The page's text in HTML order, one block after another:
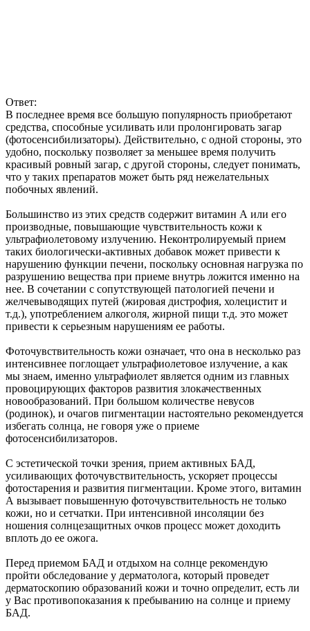
Ответ:
В последнее время все большую популярность приобретают
средства, способные усиливать или пролонгировать загар
(фотосенсибилизаторы). Действительно, с одной стороны, это
удобно, поскольку позволяет за меньшее время получить
красивый ровный загар, с другой стороны, следует понимать,
что у таких препаратов может быть ряд нежелательных
побочных явлений.
Большинство из этих средств содержит витамин А или его
производные, повышающие чувствительность кожи к
ультрафиолетовому излучению. Неконтролируемый прием
таких биологически-активных добавок может привести к
нарушению функции печени, поскольку основная нагрузка по
разрушению вещества при приеме внутрь ложится именно на
нее. В сочетании с сопутствующей патологией печени и
желчевыводящих путей (жировая дистрофия, холецистит и
т.д.), употреблением алкоголя, жирной пищи т.д. это может
привести к серьезным нарушениям ее работы.
Фоточувствительность кожи означает, что она в несколько раз
интенсивнее поглощает ультрафиолетовое излучение, а как
мы знаем, именно ультрафиолет является одним из главных
провоцирующих факторов развития злокачественных
новообразований. При большом количестве невусов
(родинок), и очагов пигментации настоятельно рекомендуется
избегать солнца, не говоря уже о приеме
фотосенсибилизаторов.
С эстетической точки зрения, прием активных БАД,
усиливающих фоточувствительность, ускоряет процессы
фотостарения и развития пигментации. Кроме этого, витамин
А вызывает повышенную фоточувствительность не только
кожи, но и сетчатки. При интенсивной инсоляции без
ношения солнцезащитных очков процесс может доходить
вплоть до ее ожога.
Перед приемом БАД и отдыхом на солнце рекомендую
пройти обследование у дерматолога, который проведет
дерматоскопию образований кожи и точно определит, есть ли
у Вас противопоказания к пребыванию на солнце и приему
БАД.